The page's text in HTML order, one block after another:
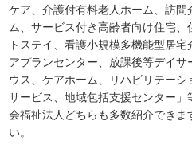
ケア、介護付有料老人ホーム、訪
ム、サービス付き高齢者向け住宅
トステイ、看護小規模多機能型居
アプランセンター、放課後等デイ
ウス、ケアホーム、リハビリテー
サービス、地域包括支援センター
会福祉法人どちらも多数紹介できま
い。